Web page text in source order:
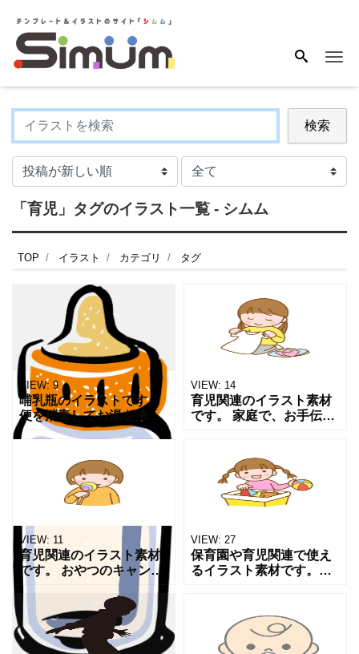
検索
「育児」タグのイラスト一覧 - シムム
TOP イラスト カテゴリ タグ
VIEW: 9
哺乳瓶のイラストです。
便を消毒してお湯を沸か
してミルクを溶かし、人
倒ですが、無心にミルク
を飲む赤ちゃんはいつま
でも見ていられる可愛さ
VIEW: 14
育児関連のイラスト素材
です。 家庭で、お手伝い
の子の様子です。 ワンポ
イントイラストにご利用
いただければと思います
VIEW: 11
育児関連のイラスト素材
です。 おやつのキャンデ
ィーをおいしそうに食べ
る 子どものイラストで
す。 ワンポイントイラス
トにご利用いただければ
と思います。 JPG P
VIEW: 27
保育園や育児関連で使え
るイラスト素材です。遊
です。積極的に自分から
片づけをしている笑顔が
かわいい女の子です。掲